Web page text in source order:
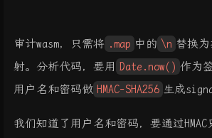
审计wasm，只需将 .map 中的 \n 替换
射。分析代码，要用 Date.now() 作为
用户名和密码做 HMAC-SHA256 生成
我们知道了用户名和密码，要通过HMAC